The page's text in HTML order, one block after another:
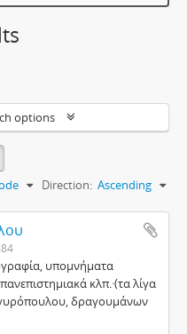
options
Direction: Ascending
υπομνήματα
κλπ.·(τα λίγα
δραγουμάνων